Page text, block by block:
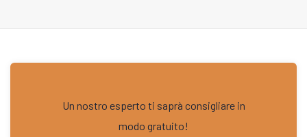
Un nostro esperto ti saprà consigliare in
modo gratuito!